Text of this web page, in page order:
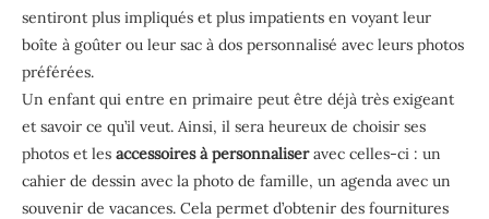
sentiront plus impliqués et plus impatients en voyant leur
boîte à goûter ou leur sac à dos personnalisé avec leurs photos
préférées.
Un enfant qui entre en primaire peut être déjà très exigeant
et savoir ce qu’il veut. Ainsi, il sera heureux de choisir ses
photos et les accessoires à personnaliseravec celles-ci : un
cahier de dessin avec la photo de famille, un agenda avec un
souvenir de vacances. Cela permet d’obtenir des fournitures